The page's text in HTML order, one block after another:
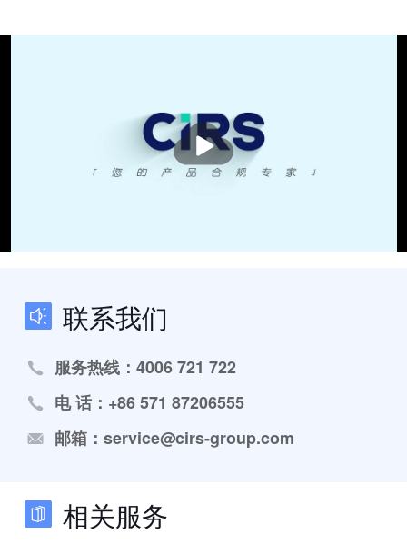
播
放
联系我们
服务热线：4006 721 722
电 话：+86 571 87206555
邮箱：service@cirs-group.com
相关服务